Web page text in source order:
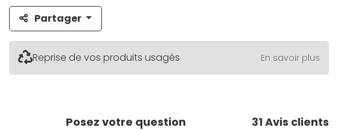
Partager
Reprise de vos produits usagés En savoir plus
Posez votre question 31Avis clients